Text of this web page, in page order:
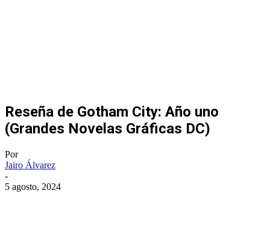
Reseña de Gotham City: Año uno
(Grandes Novelas Gráficas DC)
Por
Jairo Álvarez
-
5 agosto, 2024